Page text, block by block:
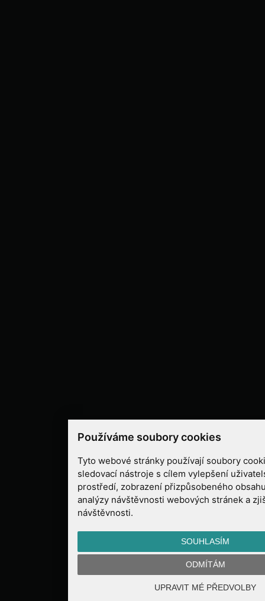
Používáme soubory cookies
Tyto webové stránky používají soubory
sledovací nástroje s cílem vylepšení
prostředí, zobrazení přizpůsobeného
analýzy návštěvnosti webových stránek a
návštěvnosti.
SOUHLASÍM
ODMÍTÁM
UPRAVIT MÉ PŘEDVOLBY